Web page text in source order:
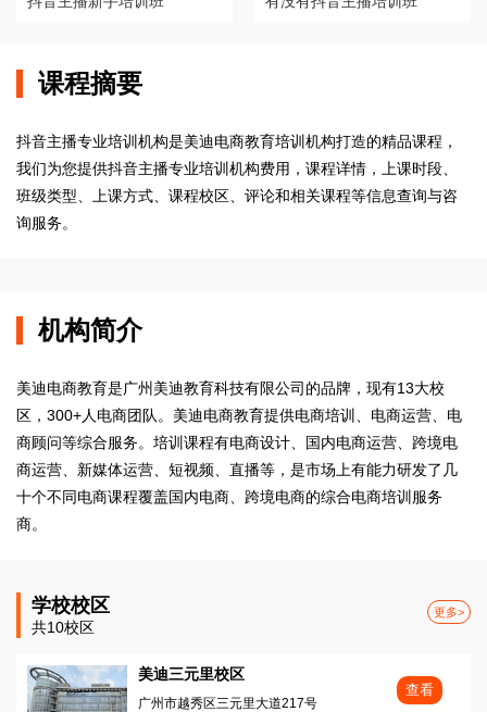
课程摘要
抖音主播专业培训机构是美迪电商教育培训机构打造的精品课程，
我们为您提供抖音主播专业培训机构费用，课程详情，上课时段、
班级类型、上课方式、课程校区、评论和相关课程等信息查询与咨
询服务。
机构简介
美迪电商教育是广州美迪教育科技有限公司的品牌，现有13大校
区，300+人电商团队。美迪电商教育提供电商培训、电商运营、电
商顾问等综合服务。培训课程有电商设计、国内电商运营、跨境电
商运营、新媒体运营、短视频、直播等，是市场上有能力研发了几
十个不同电商课程覆盖国内电商、跨境电商的综合电商培训服务
商。
学校校区
共10校区
更多>
美迪三元里校区
广州市越秀区三元里大道217号
查看